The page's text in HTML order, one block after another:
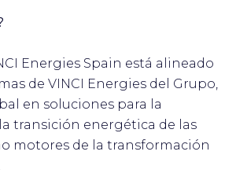
Energies Spain está alineado
de VINCI Energies del Grupo,
en soluciones para la
transición energética de las
motores de la transformación